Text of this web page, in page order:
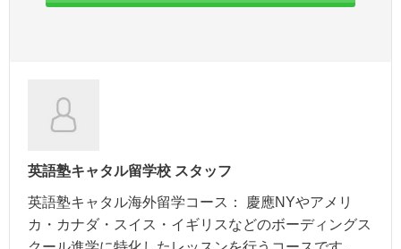
英語塾キャタル留学校 スタッフ
英語塾キャタル海外留学コース： 慶應NYやアメリ
カ・カナダ・スイス・イギリスなどのボーディングス